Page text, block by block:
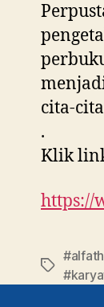
cita-
.
Klik
https://